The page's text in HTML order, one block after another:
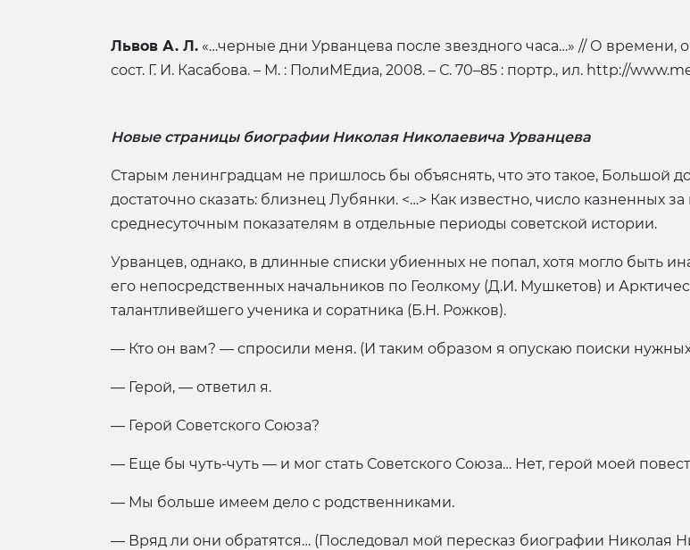
Львов А. Л. «…черные дни Урванцева после звездного часа…» // О времени,
сост. Г. И. Касабова. – М. : ПолиМЕдиа, 2008. – С. 70–85 : портр., ил. http://
Новые страницы биографии Николая Николаевича Урванцева
Старым ленинградцам не пришлось бы объяснять, что это такое, Большой
достаточно сказать: близнец Лубянки. <…> Как известно, число казненных за
среднесуточным показателям в отдельные периоды советской истории.
Урванцев, однако, в длинные списки убиенных не попал, хотя могло быть
его непосредственных начальников по Геолкому (Д.И. Мушкетов) и
талантливейшего ученика и соратника (Б.Н. Рожков).
— Кто он вам? — спросили меня. (И таким образом я опускаю поиски
— Герой, — ответил я.
— Герой Советского Союза?
— Еще бы чуть-чуть — и мог стать Советского Союза… Нет, герой моей
— Мы больше имеем дело с родственниками.
— Вряд ли они обратятся… (Последовал мой пересказ биографии Николая